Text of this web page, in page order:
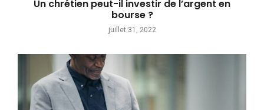
Un chrétien peut-il investir de l’argent en
bourse ?
juillet 31, 2022